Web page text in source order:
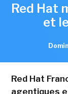
Red Hat
et
Red Hat
agentiques